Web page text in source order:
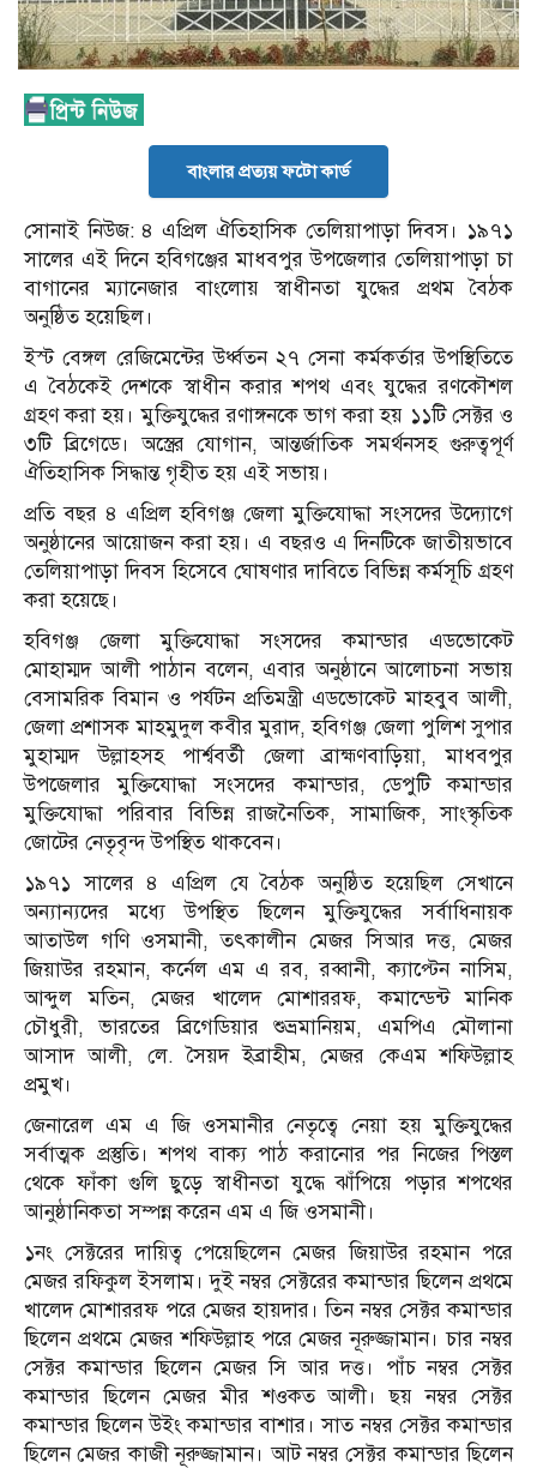
বাংলার প্রত্যয় ফটো কার্ড
সোনাই নিউজ: ৪ এপ্রিল ঐতিহাসিক তেলিয়াপাড়া দিবস। ১৯৭১
সালের এই দিনে হবিগঞ্জের মাধবপুর উপজেলার তেলিয়াপাড়া চা
বাগানের ম্যানেজার বাংলোয় স্বাধীনতা যুদ্ধের প্রথম বৈঠক
অনুষ্ঠিত হয়েছিল।
ইস্ট বেঙ্গল রেজিমেন্টের উর্ধ্বতন ২৭ সেনা কর্মকর্তার উপস্থিতিতে
এ বৈঠকেই দেশকে স্বাধীন করার শপথ এবং যুদ্ধের রণকৌশল
গ্রহণ করা হয়। মুক্তিযুদ্ধের রণাঙ্গনকে ভাগ করা হয় ১১টি সেক্টর ও
৩টি ব্রিগেডে। অস্ত্রের যোগান, আন্তর্জাতিক সমর্থনসহ গুরুত্বপূর্ণ
ঐতিহাসিক সিদ্ধান্ত গৃহীত হয় এই সভায়।
প্রতি বছর ৪ এপ্রিল হবিগঞ্জ জেলা মুক্তিযোদ্ধা সংসদের উদ্যোগে
অনুষ্ঠানের আয়োজন করা হয়। এ বছরও এ দিনটিকে জাতীয়ভাবে
তেলিয়াপাড়া দিবস হিসেবে ঘোষণার দাবিতে বিভিন্ন কর্মসূচি গ্রহণ
করা হয়েছে।
হবিগঞ্জ জেলা মুক্তিযোদ্ধা সংসদের কমান্ডার এডভোকেট
মোহাম্মদ আলী পাঠান বলেন, এবার অনুষ্ঠানে আলোচনা সভায়
বেসামরিক বিমান ও পর্যটন প্রতিমন্ত্রী এডভোকেট মাহবুব আলী,
জেলা প্রশাসক মাহমুদুল কবীর মুরাদ, হবিগঞ্জ জেলা পুলিশ সুপার
মুহাম্মদ উল্লাহসহ পার্শ্ববর্তী জেলা ব্রাহ্মণবাড়িয়া, মাধবপুর
উপজেলার মুক্তিযোদ্ধা সংসদের কমান্ডার, ডেপুটি কমান্ডার
মুক্তিযোদ্ধা পরিবার বিভিন্ন রাজনৈতিক, সামাজিক, সাংস্কৃতিক
জোটের নেতৃবৃন্দ উপস্থিত থাকবেন।
১৯৭১ সালের ৪ এপ্রিল যে বৈঠক অনুষ্ঠিত হয়েছিল সেখানে
অন্যান্যদের মধ্যে উপস্থিত ছিলেন মুক্তিযুদ্ধের সর্বাধিনায়ক
আতাউল গণি ওসমানী, তৎকালীন মেজর সিআর দত্ত, মেজর
জিয়াউর রহমান, কর্নেল এম এ রব, রব্বানী, ক্যাপ্টেন নাসিম,
আব্দুল মতিন, মেজর খালেদ মোশাররফ, কমান্ডেন্ট মানিক
চৌধুরী, ভারতের ব্রিগেডিয়ার শুভ্রমানিয়ম, এমপিএ মৌলানা
আসাদ আলী, লে. সৈয়দ ইব্রাহীম, মেজর কেএম শফিউল্লাহ
প্রমুখ।
জেনারেল এম এ জি ওসমানীর নেতৃত্বে নেয়া হয় মুক্তিযুদ্ধের
সর্বাত্মক প্রস্তুতি। শপথ বাক্য পাঠ করানোর পর নিজের পিস্তল
থেকে ফাঁকা গুলি ছুড়ে স্বাধীনতা যুদ্ধে ঝাঁপিয়ে পড়ার শপথের
আনুষ্ঠানিকতা সম্পন্ন করেন এম এ জি ওসমানী।
১নং সেক্টরের দায়িত্ব পেয়েছিলেন মেজর জিয়াউর রহমান পরে
মেজর রফিকুল ইসলাম। দুই নম্বর সেক্টরের কমান্ডার ছিলেন প্রথমে
খালেদ মোশাররফ পরে মেজর হায়দার। তিন নম্বর সেক্টর কমান্ডার
ছিলেন প্রথমে মেজর শফিউল্লাহ পরে মেজর নূরুজ্জামান। চার নম্বর
সেক্টর কমান্ডার ছিলেন মেজর সি আর দত্ত। পাঁচ নম্বর সেক্টর
কমান্ডার ছিলেন মেজর মীর শওকত আলী। ছয় নম্বর সেক্টর
কমান্ডার ছিলেন উইং কমান্ডার বাশার। সাত নম্বর সেক্টর কমান্ডার
ছিলেন মেজর কাজী নূরুজ্জামান। আট নম্বর সেক্টর কমান্ডার ছিলেন